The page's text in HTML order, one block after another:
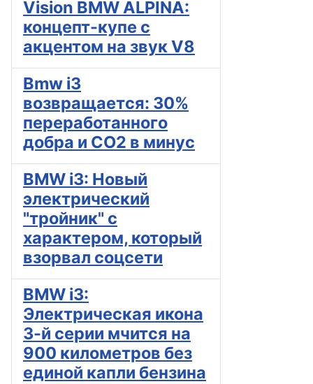
Vision BMW ALPINA:
концепт-купе с
акцентом на звук V8
Bmw i3
возвращается: 30%
переработанного
добра и CO2 в минус
BMW i3: Новый
электрический
"тройник" с
характером, который
взорвал соцсети
BMW i3:
Электрическая икона
3-й серии мчится на
900 километров без
единой капли бензина